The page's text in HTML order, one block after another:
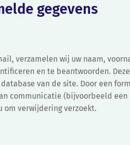
gegevens
verzamelen wij uw naam,
en te beantwoorden.
van de site. Door een
communicatie (bijvoorbeeld
om verwijdering verzoekt.